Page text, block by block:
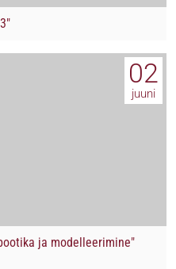
02
juuni
ja modelleerimine"